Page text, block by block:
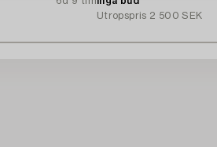
Utropspris 2 500 SEK